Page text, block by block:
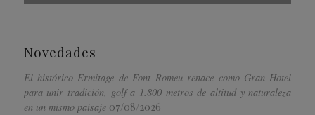
Novedades
El histórico Ermitage de Font Romeu renace como Gran Hotel
para unir tradición, golf a 1.800 metros de altitud y naturaleza
en un mismo paisaje 07/08/2026